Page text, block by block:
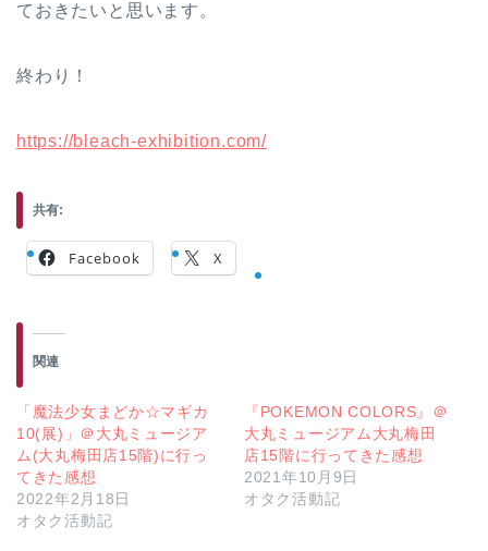
ておきたいと思います。
終わり！
https://bleach-exhibition.com/
共有:
Facebook X
関連
「魔法少女まどか☆マギカ
10(展)」＠大丸ミュージア
ム(大丸梅田店15階)に行っ
てきた感想
2022年2月18日
オタク活動記
『POKEMON COLORS』＠
大丸ミュージアム大丸梅田
店15階に行ってきた感想
2021年10月9日
オタク活動記